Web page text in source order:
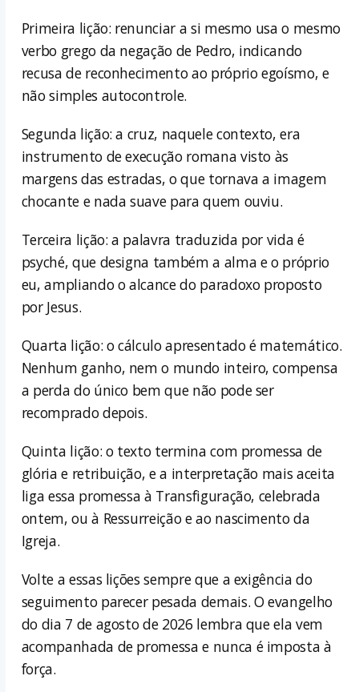
Primeira lição: renunciar a si mesmo usa o mesmo
verbo grego da negação de Pedro, indicando
recusa de reconhecimento ao próprio egoísmo, e
não simples autocontrole.
Segunda lição: a cruz, naquele contexto, era
instrumento de execução romana visto às
margens das estradas, o que tornava a imagem
chocante e nada suave para quem ouviu.
Terceira lição: a palavra traduzida por vida é
psyché, que designa também a alma e o próprio
eu, ampliando o alcance do paradoxo proposto
por Jesus.
Quarta lição: o cálculo apresentado é matemático.
Nenhum ganho, nem o mundo inteiro, compensa
a perda do único bem que não pode ser
recomprado depois.
Quinta lição: o texto termina com promessa de
glória e retribuição, e a interpretação mais aceita
liga essa promessa à Transfiguração, celebrada
ontem, ou à Ressurreição e ao nascimento da
Igreja.
Volte a essas lições sempre que a exigência do
seguimento parecer pesada demais. O evangelho
do dia 7 de agosto de 2026 lembra que ela vem
acompanhada de promessa e nunca é imposta à
força.